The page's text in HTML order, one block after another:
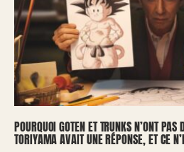
POURQUOI GOTEN ET TRUNKS N’ONT
TORIYAMA AVAIT UNE RÉPONSE, ET CE